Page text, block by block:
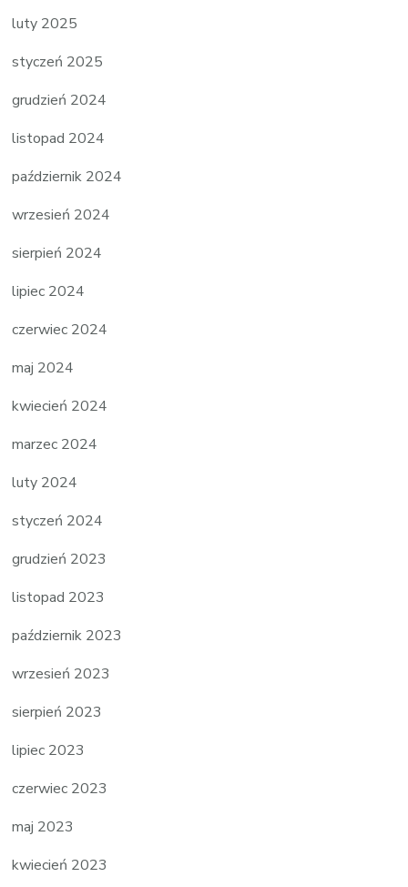
luty 2025
styczeń 2025
grudzień 2024
listopad 2024
październik 2024
wrzesień 2024
sierpień 2024
lipiec 2024
czerwiec 2024
maj 2024
kwiecień 2024
marzec 2024
luty 2024
styczeń 2024
grudzień 2023
listopad 2023
październik 2023
wrzesień 2023
sierpień 2023
lipiec 2023
czerwiec 2023
maj 2023
kwiecień 2023